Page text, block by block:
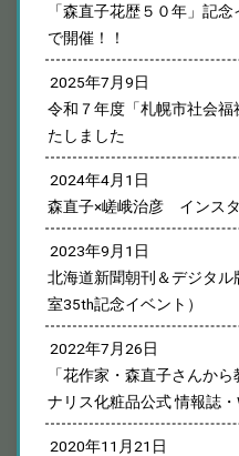
「森直子花歴５０年」記
で開催！！
2025年7月9日
令和７年度「札幌市社会
たしました
2024年4月1日
森直子×嵯峨治彦 インス
2023年9月1日
北海道新聞朝刊＆デジタ
室35th記念イベント）
2022年7月26日
「花作家・森直子さんか
ナリス化粧品公式 情報誌
2020年11月21日